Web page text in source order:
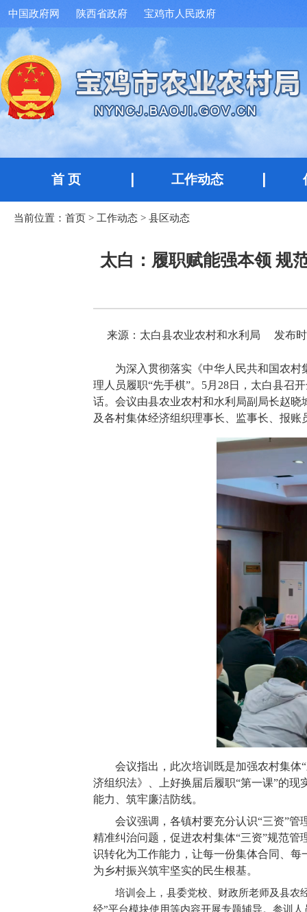
中国政府网 陕西省政府 宝鸡市人民政府
首 页 工作动态
当前位置： 首页 > 工作动态 > 县区动态
太白：履职赋能强本领 规
来源：太白县农业农村和水利局 发布
为深入贯彻落实《中华人民共和国农
理人员履职“先手棋”。5月28日，太白县召
话。会议由县农业农村和水利局副局长赵
及各村集体经济组织理事长、监事长、报账
会议指出，此次培训既是加强农村集
济组织法》、上好换届后履职“第一课”的
能力、筑牢廉洁防线。
会议强调，各镇村要充分认识“三资”
精准纠治问题，促进农村集体“三资”规范
识转化为工作能力，让每一份集体合同、
为乡村振兴筑牢坚实的民生根基。
培训会上，县委党校、财政所老师及县农
经”平台模块使用等内容开展专题辅导。参训